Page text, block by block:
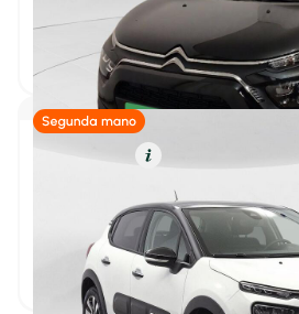
-
5000 km
Antigüedad
Motor
PureTech 60KW (83CV) Shine
2023
54.073 km83cv Manual
11.900€
P.V.P. contado
Resumen
PureTech 81KW (110CV) S&S Shine
33.277 km 110cvManual
12.500€
P.V.P. contado